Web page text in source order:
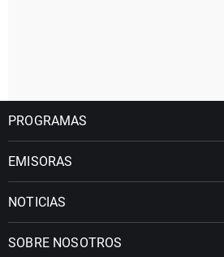
PROGRAMAS
EMISORAS
NOTICIAS
SOBRE NOSOTROS